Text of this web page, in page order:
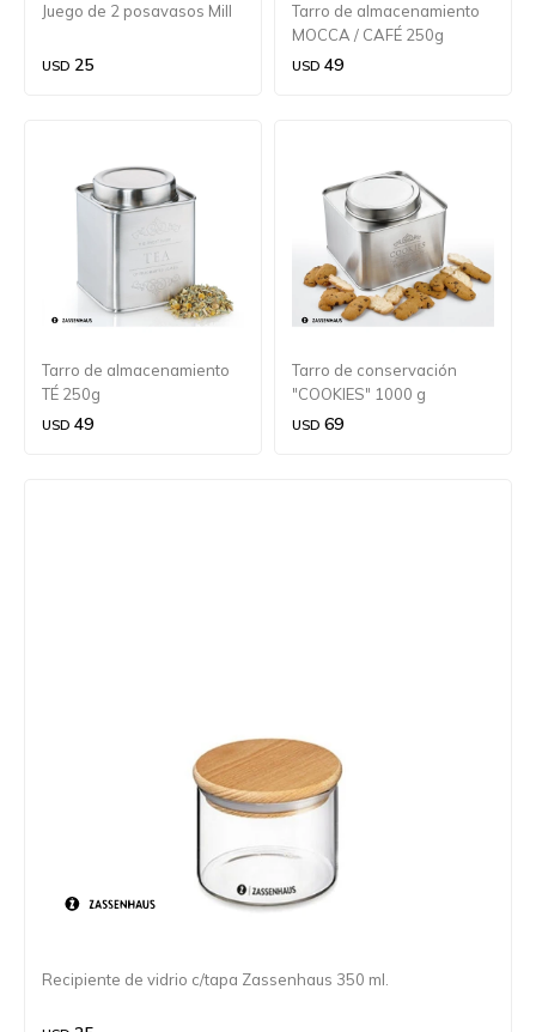
Juego de 2 posavasos Mill
USD 25
Tarro de almacenamiento
MOCCA / CAFÉ 250g
USD 49
Tarro de almacenamiento
TÉ 250g
USD 49
Tarro de conservación
"COOKIES" 1000 g
USD 69
Recipiente de vidrio c/tapa Zassenhaus 350 ml.